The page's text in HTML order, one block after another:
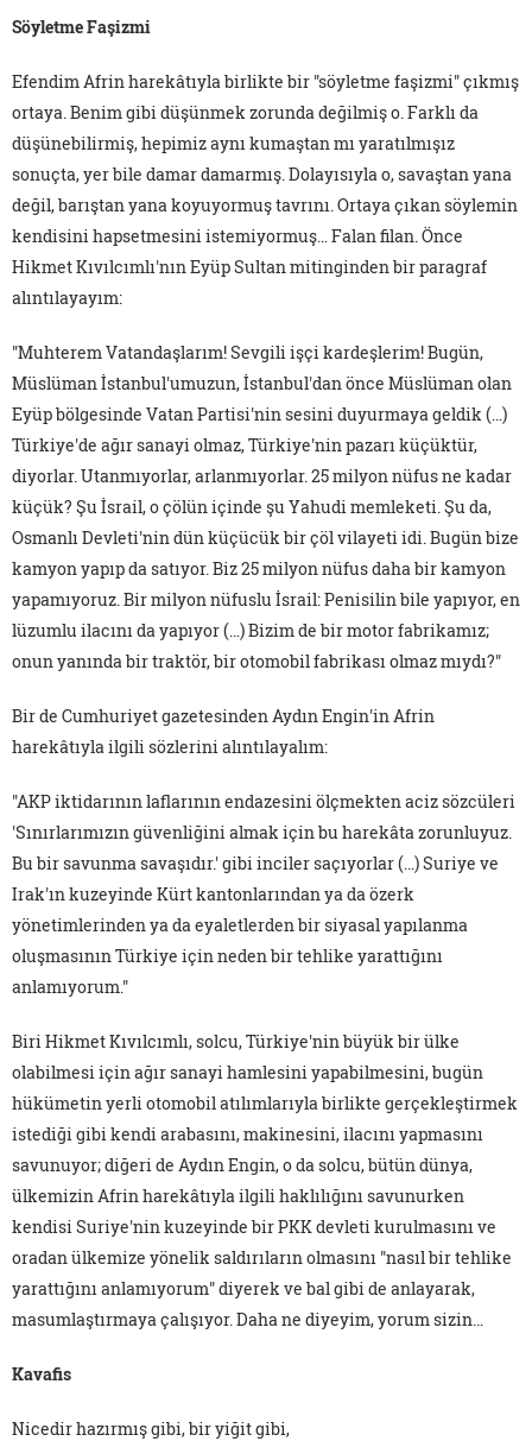
Söyletme Faşizmi
Efendim Afrin harekâtıyla birlikte bir "söyletme faşizmi" çıkmış
ortaya. Benim gibi düşünmek zorunda değilmiş o. Farklı da
düşünebilirmiş, hepimiz aynı kumaştan mı yaratılmışız
sonuçta, yer bile damar damarmış. Dolayısıyla o, savaştan yana
değil, barıştan yana koyuyormuş tavrını. Ortaya çıkan söylemin
kendisini hapsetmesini istemiyormuş… Falan filan. Önce
Hikmet Kıvılcımlı'nın Eyüp Sultan mitinginden bir paragraf
alıntılayayım:
"Muhterem Vatandaşlarım! Sevgili işçi kardeşlerim! Bugün,
Müslüman İstanbul'umuzun, İstanbul'dan önce Müslüman olan
Eyüp bölgesinde Vatan Partisi'nin sesini duyurmaya geldik (…)
Türkiye'de ağır sanayi olmaz, Türkiye'nin pazarı küçüktür,
diyorlar. Utanmıyorlar, arlanmıyorlar. 25 milyon nüfus ne kadar
küçük? Şu İsrail, o çölün içinde şu Yahudi memleketi. Şu da,
Osmanlı Devleti'nin dün küçücük bir çöl vilayeti idi. Bugün bize
kamyon yapıp da satıyor. Biz 25 milyon nüfus daha bir kamyon
yapamıyoruz. Bir milyon nüfuslu İsrail: Penisilin bile yapıyor, en
lüzumlu ilacını da yapıyor (…) Bizim de bir motor fabrikamız;
onun yanında bir traktör, bir otomobil fabrikası olmaz mıydı?"
Bir de Cumhuriyet gazetesinden Aydın Engin'in Afrin
harekâtıyla ilgili sözlerini alıntılayalım:
"AKP iktidarının laflarının endazesini ölçmekten aciz sözcüleri
'Sınırlarımızın güvenliğini almak için bu harekâta zorunluyuz.
Bu bir savunma savaşıdır.' gibi inciler saçıyorlar (…) Suriye ve
Irak'ın kuzeyinde Kürt kantonlarından ya da özerk
yönetimlerinden ya da eyaletlerden bir siyasal yapılanma
oluşmasının Türkiye için neden bir tehlike yarattığını
anlamıyorum."
Biri Hikmet Kıvılcımlı, solcu, Türkiye'nin büyük bir ülke
olabilmesi için ağır sanayi hamlesini yapabilmesini, bugün
hükümetin yerli otomobil atılımlarıyla birlikte gerçekleştirmek
istediği gibi kendi arabasını, makinesini, ilacını yapmasını
savunuyor; diğeri de Aydın Engin, o da solcu, bütün dünya,
ülkemizin Afrin harekâtıyla ilgili haklılığını savunurken
kendisi Suriye'nin kuzeyinde bir PKK devleti kurulmasını ve
oradan ülkemize yönelik saldırıların olmasını "nasıl bir tehlike
yarattığını anlamıyorum" diyerek ve bal gibi de anlayarak,
masumlaştırmaya çalışıyor. Daha ne diyeyim, yorum sizin…
Kavafis
Nicedir hazırmış gibi, bir yiğit gibi,